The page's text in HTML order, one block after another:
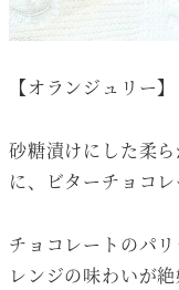
【オランジュリー】
砂糖漬けにした柔
に、ビターチョコ
チョコレートのパ
レンジの味わいが絶